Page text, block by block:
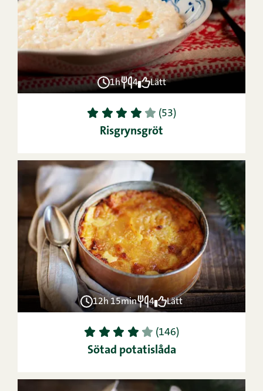
1h 4 Lätt
1 2 3 4 5 (53)
Risgrynsgröt
12h 15min 4 Lätt
1 2 3 4 5 (146)
Sötad potatislåda